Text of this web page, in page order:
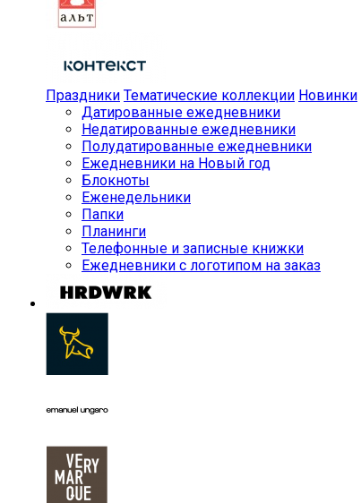
Праздники Тематические коллекции Новинки
Датированные ежедневники
Недатированные ежедневники
Полудатированные ежедневники
Ежедневники на Новый год
Блокноты
Еженедельники
Папки
Планинги
Телефонные и записные книжки
Ежедневники с логотипом на заказ